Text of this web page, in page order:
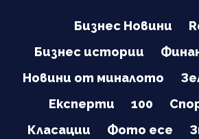
Бизнес Новини
Бизнес истории
Новини от миналото
Експерти
100
Класации
Фото есе